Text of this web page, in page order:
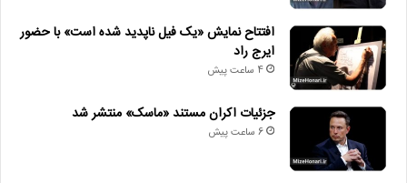
افتتاح نمایش «یک فیل ناپدید شده است» با حضور
ایرج راد
4 ساعت پیش
جزئیات اکران مستند «ماسک» منتشر شد
6 ساعت پیش